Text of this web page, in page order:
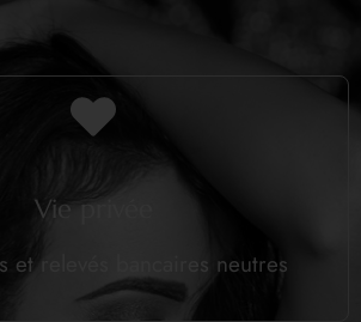
Vie privée
et relevés bancaires neutres